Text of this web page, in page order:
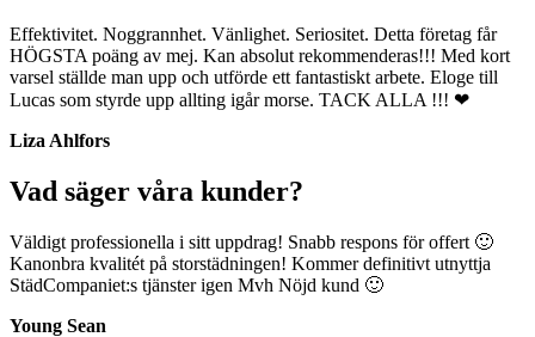
Effektivitet. Noggrannhet. Vänlighet. Seriositet. Detta företag får
HÖGSTA poäng av mej. Kan absolut rekommenderas!!! Med kort
varsel ställde man upp och utförde ett fantastiskt arbete. Eloge till
Lucas som styrde upp allting igår morse. TACK ALLA !!! ❤
Liza Ahlfors
Vad säger våra kunder?
Väldigt professionella i sitt uppdrag! Snabb respons för offert 🙂
Kanonbra kvalitét på storstädningen! Kommer definitivt utnyttja
StädCompaniet:s tjänster igen Mvh Nöjd kund 🙂
Young Sean